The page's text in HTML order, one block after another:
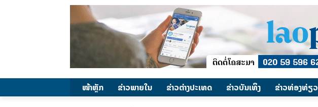
ໜ້າຫຼັກ ຂ່າວພາຍ​ໃນ ຂ່າວຕ່າງປະເທດ ​ຂ່າວບັນເທິງ ​ຂ່າວທ່ອງທ່ຽວ